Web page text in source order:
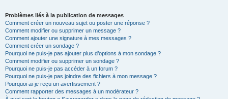
Problèmes liés à la publication de messages
Comment créer un nouveau sujet ou poster une réponse ?
Comment modifier ou supprimer un message ?
Comment ajouter une signature à mes messages ?
Comment créer un sondage ?
Pourquoi ne puis-je pas ajouter plus d’options à mon sondage ?
Comment modifier ou supprimer un sondage ?
Pourquoi ne puis-je pas accéder à un forum ?
Pourquoi ne puis-je pas joindre des fichiers à mon message ?
Pourquoi ai-je reçu un avertissement ?
Comment rapporter des messages à un modérateur ?